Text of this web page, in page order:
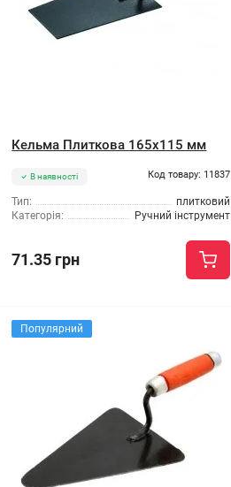
Кельма Плиткова 165x115 мм
В наявності Код товару: 11837
Тип:
плитковий
Категорія:
Ручний інструмент
71.35 грн
Популярний